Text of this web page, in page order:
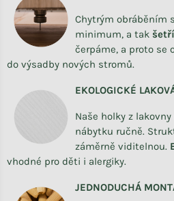
Chytrým obráběním
minimum, a tak
čerpáme, a proto se
do výsadby nových stromů.
EKOLOGICKÉ
Naše holky z
nábytku ručně.
záměrně viditelnou.
vhodné pro děti i alergiky.
JEDNODUCHÁ